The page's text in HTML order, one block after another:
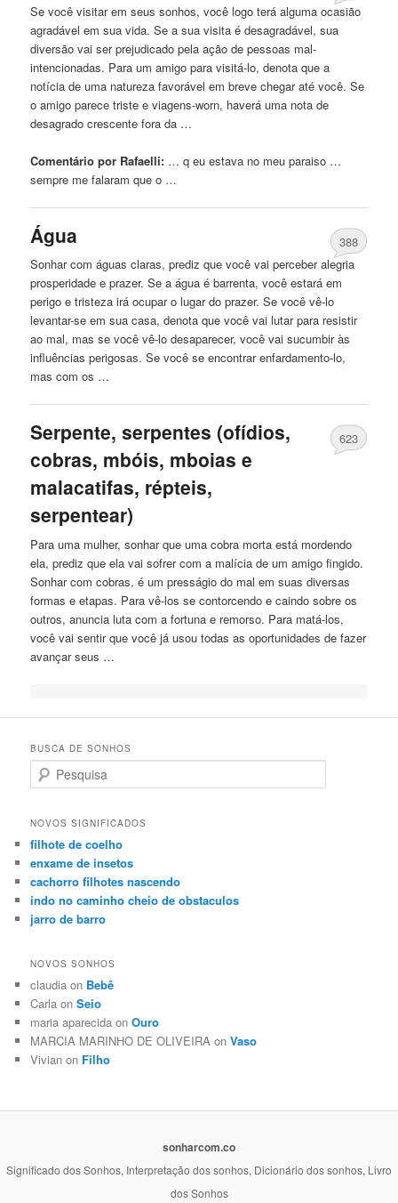
Se você visitar em seus sonhos, você logo terá alguma ocasião
agradável em sua vida. Se a sua visita é desagradável, sua
diversão vai ser prejudicado pela ação de pessoas mal-
intencionadas. Para um amigo para visitá-lo, denota que a
notícia de uma natureza favorável em breve chegar até você. Se
o amigo parece triste e viagens-worn, haverá uma nota de
desagrado crescente fora da …
Comentário por Rafaelli: … q eu estava no meuparaiso …
sempre me falaram que o …
Água
388
Sonhar com águas claras, prediz que você vai perceber alegria
prosperidade e prazer. Se a água é barrenta, você estará em
perigo e tristeza irá ocupar o lugar do prazer. Se você vê-lo
levantar-se em sua casa, denota que você vai lutar para resistir
ao mal, mas se você vê-lo desaparecer, você vai sucumbir às
influências perigosas. Se você se encontrar enfardamento-lo,
mas com os …
Serpente, serpentes (ofídios,
cobras, mbóis, mboias e
malacatifas, répteis,
serpentear)
623
Para uma mulher, sonhar que uma cobra morta está mordendo
ela, prediz que ela vai sofrer com a malícia de um amigo fingido.
Sonhar com cobras, é um presságio do mal em suas diversas
formas e etapas. Para vê-los se contorcendo e caindo sobre os
outros, anuncia luta com a fortuna e remorso. Para matá-los,
você vai sentir que você já usou todas as oportunidades de fazer
avançar seus …
BUSCA DE SONHOS
Search
NOVOS SIGNIFICADOS
filhote de coelho
enxame de insetos
cachorro filhotes nascendo
indo no caminho cheio de obstaculos
jarro de barro
NOVOS SONHOS
claudia on Bebê
Carla onSeio
maria aparecida onOuro
MARCIA MARINHO DE OLIVEIRA onVaso
Vivian on Filho
sonharcom.co
Significado dos Sonhos, Interpretação dos sonhos, Dicionário dos sonhos, Livro
dos Sonhos